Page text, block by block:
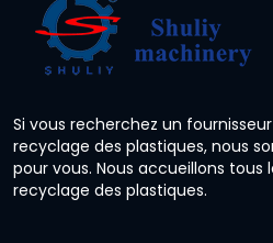
Si vous recherchez un
recyclage des plastiques, nous
pour vous. Nous accueillons tous
recyclage des plastiques.